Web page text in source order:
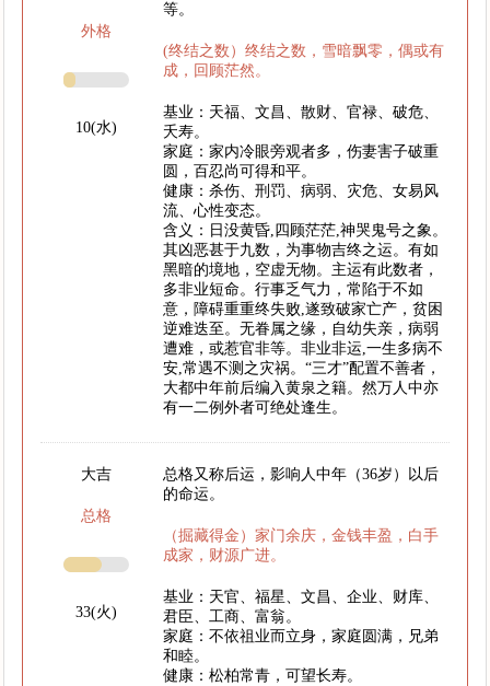
外格
10(水)
等。
(终结之数）终结之数，雪暗飘零，偶或有
成，回顾茫然。
基业：天福、文昌、散财、官禄、破危、
夭寿。
家庭：家内冷眼旁观者多，伤妻害子破重
圆，百忍尚可得和平。
健康：杀伤、刑罚、病弱、灾危、女易风
流、心性变态。
含义：日没黄昏,四顾茫茫,神哭鬼号之象。
其凶恶甚于九数，为事物吉终之运。有如
黑暗的境地，空虚无物。主运有此数者，
多非业短命。行事乏气力，常陷于不如
意，障碍重重终失败,遂致破家亡产，贫困
逆难迭至。无眷属之缘，自幼失亲，病弱
遭难，或惹官非等。非业非运,一生多病不
安,常遇不测之灾祸。“三才”配置不善者，
大都中年前后编入黄泉之籍。然万人中亦
有一二例外者可绝处逢生。
大吉
总格
33(火)
总格又称后运，影响人中年（36岁）以后
的命运。
（掘藏得金）家门余庆，金钱丰盈，白手
成家，财源广进。
基业：天官、福星、文昌、企业、财库、
君臣、工商、富翁。
家庭：不依祖业而立身，家庭圆满，兄弟
和睦。
健康：松柏常青，可望长寿。